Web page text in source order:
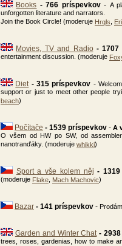
Books - 766 príspevkov- A
unforgotten literature and narrators.
Join the Book Circle! (moderuje Hrqls,
Movies, TV and Radio - 1707
entertainment discussion. (moderuje
Diet - 315 príspevkov -
support or just to meet other people
beach)
Počítače - 1539 príspevkov - A
O všem od HW po SW, od
nanotranďáky. (moderuje whikki)
Sport a vše kolem něj -
(moderuje Flake, Mach Machovic)
Bazar - 141 príspevkov -
Garden and Winter Chat -
trees, roses, gardenias, how to make